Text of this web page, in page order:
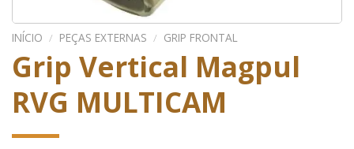
INÍCIO / PEÇAS EXTERNAS / GRIP FRONTAL
Grip Vertical Magpul
RVG MULTICAM